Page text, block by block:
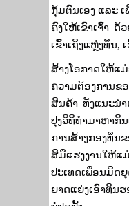
ກຸ້ມຕົນເອງ ແລະ ເ
ຄົງໃຫ້ເຂົາເຈົ້າ
ເຂົ້າເຖິງແຫຼ່ງທຶນ,
ສ້າງໂອກາດໃຫ້ແ
ຄວາມຕ້ອງການຂ
ສິນຄ້າ ທັງແນະນໍ
ປຸງວິທິທໍາມາຫາກິ
ການສ້າງກອງທຶນ
ສີມືແຮງງານໃຫ້ແ
ປະເທດເພື່ອນມິດ
ຍາດແຍ່ງເອົາທຶນຮ